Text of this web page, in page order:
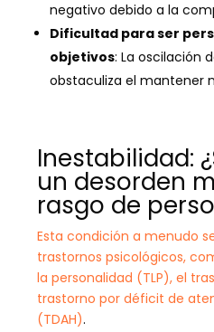
negativo debido a la
Dificultad para ser
objetivos: La oscilación
obstaculiza el mantener
Inestabilidad:
un desorden
rasgo de
Esta condición a menudo
trastornos psicológicos,
la personalidad (TLP), el
trastorno por déficit de
(TDAH).